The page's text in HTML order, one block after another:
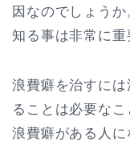
因なのでしょう
知る事は非常に重
浪費癖を治すに
ることは必要な
浪費癖がある人